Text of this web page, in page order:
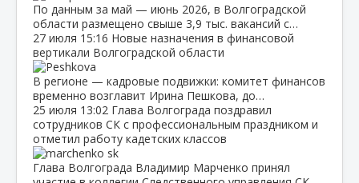
По данным за май — июнь 2026, в Волгоградской
области размещено свыше 3,9 тыс. вакансий с…
27 июля 15:16 Новые назначения в финансовой
вертикали Волгоградской области
В регионе — кадровые подвижки: комитет финансов
временно возглавит Ирина Пешкова, до…
25 июля 13:02 Глава Волгограда поздравил
сотрудников СК с профессиональным праздником и
отметил работу кадетских классов
Глава Волгограда Владимир Марченко принял